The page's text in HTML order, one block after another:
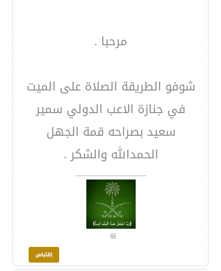
مرحبا .
شوفو الطريقة الصلاة على الميت
في جنازة الاعب الدولي سمير
سعيد بصراحه قمة الجهل
الحمدالله والشكر .
__________________